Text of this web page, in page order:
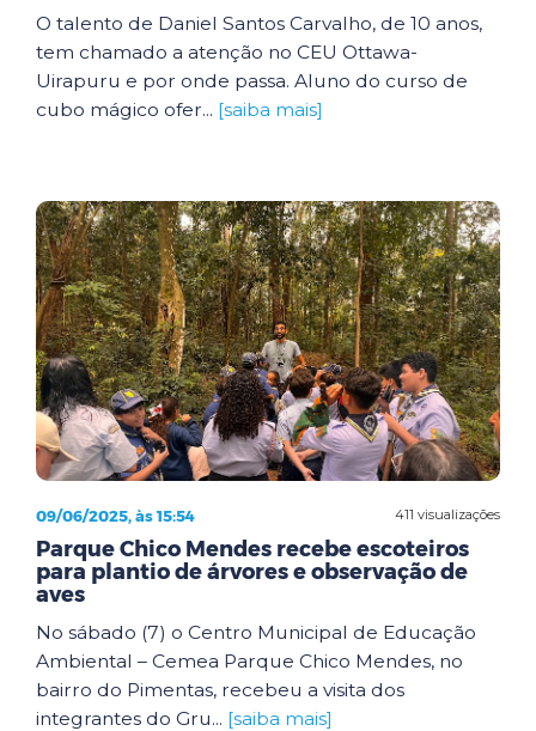
O talento de Daniel Santos Carvalho, de 10 anos,
tem chamado a atenção no CEU Ottawa-
Uirapuru e por onde passa. Aluno do curso de
cubo mágico ofer... [saiba mais]
411 visualizações
09/06/2025, às 15:54
Parque Chico Mendes recebe escoteiros
para plantio de árvores e observação de
aves
No sábado (7) o Centro Municipal de Educação
Ambiental – Cemea Parque Chico Mendes, no
bairro do Pimentas, recebeu a visita dos
integrantes do Gru... [saiba mais]